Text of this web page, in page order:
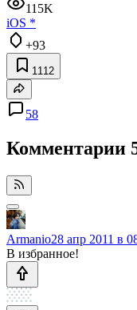
115K
iOS *
+93
1112
58
Комментарии
Armanio28 апр 2011 в
В избранное!